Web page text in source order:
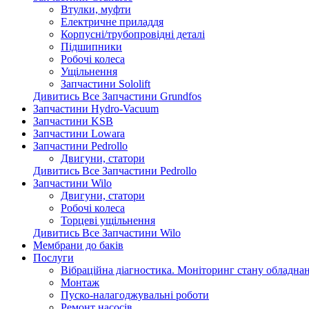
Втулки, муфти
Електричне приладдя
Корпусні/трубопровідні деталі
Підшипники
Робочі колеса
Ущільнення
Запчастини Sololift
Дивитись Все Запчастини Grundfos
Запчастини Hydro-Vacuum
Запчастини KSB
Запчастини Lowara
Запчастини Pedrollo
Двигуни, статори
Дивитись Все Запчастини Pedrollo
Запчастини Wilo
Двигуни, статори
Робочі колеса
Торцеві ущільнення
Дивитись Все Запчастини Wilo
Мембрани до баків
Послуги
Вібраційна діагностика. Моніторинг стану
Монтаж
Пуско-налагоджувальні роботи